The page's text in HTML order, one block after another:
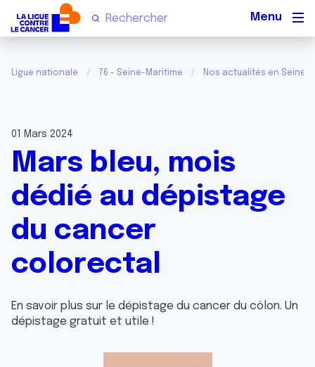
Ligue nationale 76 - Seine-Maritime Nos actualités en Seine-
01 Mars 2024
Mars bleu, mois
dédié au dépistage
du cancer
colorectal
En savoir plus sur le dépistage du cancer du côlon. Un
dépistage gratuit et utile !